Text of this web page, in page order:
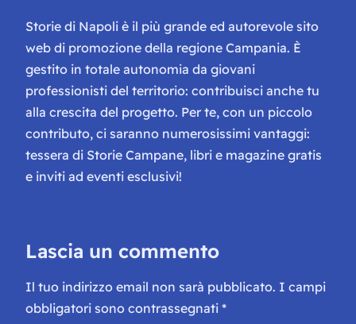
Storie di Napoli è il più grande ed autorevole sito
web di promozione della regione Campania. È
gestito in totale autonomia da giovani
professionisti del territorio: contribuisci anche tu
alla crescita del progetto. Per te, con un piccolo
contributo, ci saranno numerosissimi vantaggi:
tessera di Storie Campane, libri e magazine gratis
e inviti ad eventi esclusivi!
Lascia un commento
Il tuo indirizzo email non sarà pubblicato. I campi
obbligatori sono contrassegnati *